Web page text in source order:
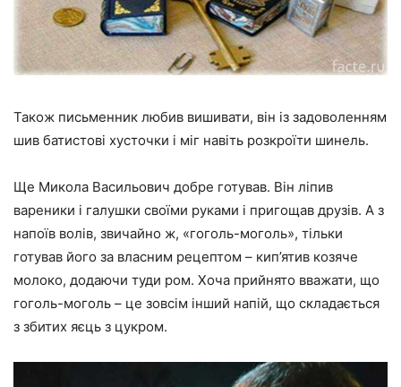
Також письменник любив вишивати, він із задоволенням
шив батистові хусточки і міг навіть розкроїти шинель.
Ще Микола Васильович добре готував. Він ліпив
вареники і галушки своїми руками і пригощав друзів. А з
напоїв волів, звичайно ж, «гоголь-моголь», тільки
готував його за власним рецептом – кип’ятив козяче
молоко, додаючи туди ром. Хоча прийнято вважати, що
гоголь-моголь – це зовсім інший напій, що складається
з збитих яєць з цукром.